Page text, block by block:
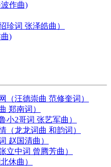
作曲)
珍词 张泽皓曲）
)
（汪德崇曲 范修奎词）
郑南词）
小2哥词 张艺军曲）
（龙龙词曲 和韵词）
赵国清曲）
立中词 曾腾芳曲）
休曲）